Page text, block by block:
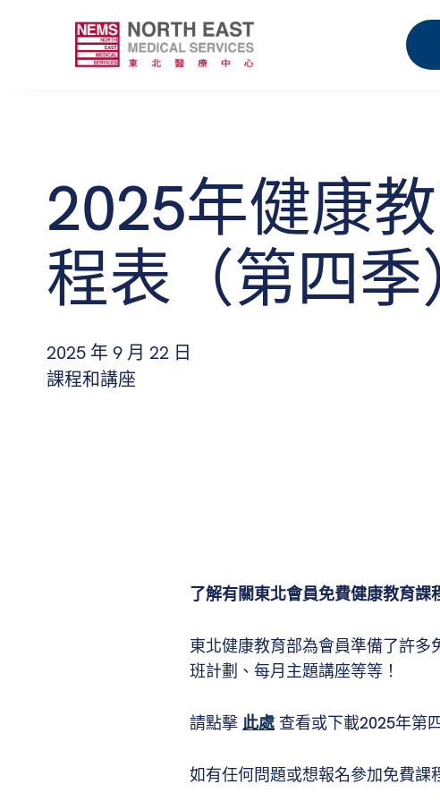
2025年健康
程表（第四季
2025 年 9 月 22 日
課程和講座
了解有關東北會員免費健康教育課
東北健康教育部為會員準備了許
班計劃、每月主題講座等等！
請點擊 此處查看或下載2025年第
如有任何問題或想報名參加免費課